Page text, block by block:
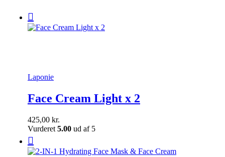
Laponie
Face Cream Light x 2
425,00 kr.
Vurderet 5.00 ud af 5